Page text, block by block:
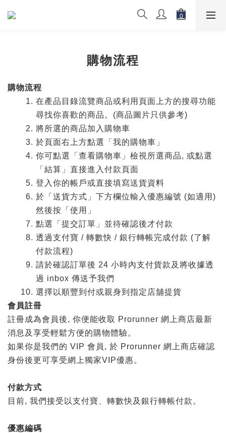
購物流程
購物流程
在產品目錄流覽商品或利用頁面上方的搜尋功能
尋找你喜歡的商品。(商品圖片只供參考)
將所選的商品加入購物車
於頁面右上方點選「我的購物車」
你可點選「查看購物車」檢視所選商品, 或點選
「結算」直接進入付款頁面
登入你的帳戶或直接填寫送貨資料
於「送貨方式」下方欄位輸入優惠編號 (如適用)
然後按「使用」
點選「提交訂單」並待確認後才付款
透過支付寶 / 轉數快 / 銀行轉帳完成付款 (了解
付款流程)
請於確認訂單後 24 小時內支付貨款及將收據透
過 inbox 傳送予我們
選擇以順豐到付或親身到指定店舖提貨
會員註冊
註冊成為會員後, 你便能收取 Prorunner 網上商店最新
消息及享受輕鬆方便的購物體驗。
如果你是我們的 VIP 會員, 於 Prorunner 網上商店確認
身份後更可享受網上獨家VIP優惠。
付款方式
目前, 我們接受以支付寶、轉數快及銀行轉帳付款。
優惠編碼